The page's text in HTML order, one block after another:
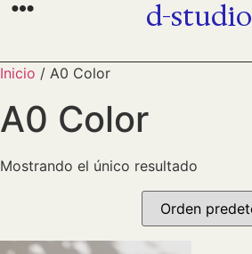
d-studio
Inicio / A0 Color
A0 Color
Mostrando el único resultado